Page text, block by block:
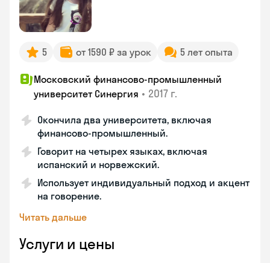
5 от 1590 ₽ за урок 5 лет опыта
Московский финансово-промышленный
университет Синергия • 2017 г.
Окончила два университета, включая
финансово-промышленный.
Говорит на четырех языках, включая
испанский и норвежский.
Использует индивидуальный подход и акцент
на говорение.
Читать дальше
Услуги и цены